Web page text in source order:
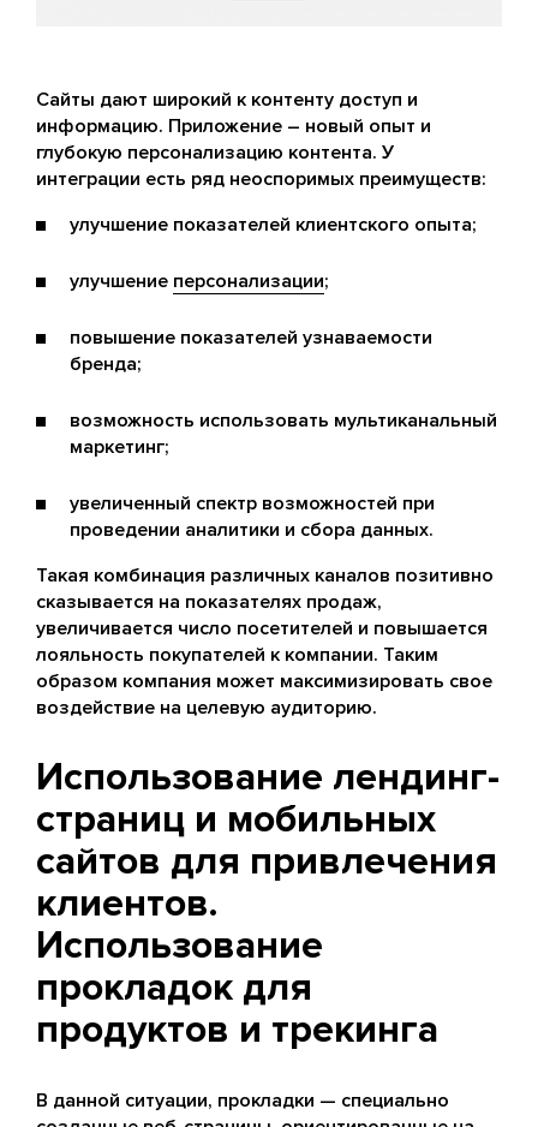
Сайты дают широкий к контенту доступ и
информацию. Приложение – новый опыт и
глубокую персонализацию контента. У
интеграции есть ряд неоспоримых преимуществ:
улучшение показателей клиентского опыта;
улучшение персонализации;
повышение показателей узнаваемости
бренда;
возможность использовать мультиканальный
маркетинг;
увеличенный спектр возможностей при
проведении аналитики и сбора данных.
Такая комбинация различных каналов позитивно
сказывается на показателях продаж,
увеличивается число посетителей и повышается
лояльность покупателей к компании. Таким
образом компания может максимизировать свое
воздействие на целевую аудиторию.
Использование лендинг-
страниц и мобильных
сайтов для привлечения
клиентов.
Использование
прокладок для
продуктов и трекинга
В данной ситуации, прокладки — специально